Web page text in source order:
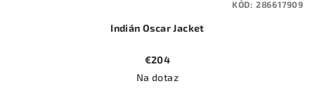
Indián Oscar Jacket
€204
Na dotaz
KÓD: 286617909